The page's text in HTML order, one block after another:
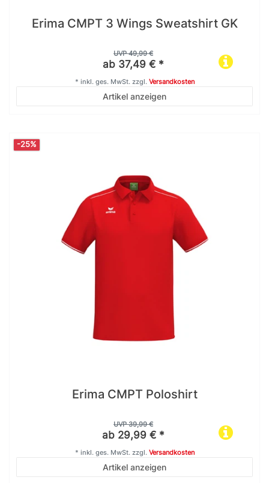
Erima CMPT 3 Wings Sweatshirt GK
UVP 49,99 €
ab 37,49 € *
Artikel anzeigen
* inkl. ges. MwSt.zzgl. Versandkosten
-25%
Erima CMPT Poloshirt
UVP 39,99 €
ab 29,99 € *
Artikel anzeigen
* inkl. ges. MwSt.zzgl. Versandkosten